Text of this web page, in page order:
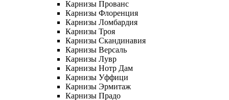
Карнизы Прованс
Карнизы Флоренция
Карнизы Ломбардия
Карнизы Троя
Карнизы Скандинавия
Карнизы Версаль
Карнизы Лувр
Карнизы Нотр Дам
Карнизы Уффици
Карнизы Эрмитаж
Карнизы Прадо